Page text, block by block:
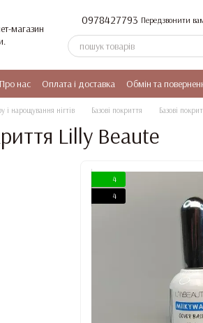
0978427793 Передзвонити
Про нас Оплата і доставка Обмін та
і нарощування нігтів Базові покриття Базові
Lilly Beaute
4
4